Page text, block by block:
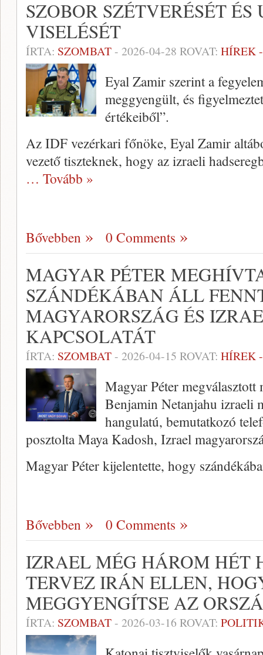
SZOBOR SZÉTVERÉSÉT
VISELÉSÉT
ÍRTA: SZOMBAT- 2026-04-28 ROVAT: HÍREK
Eyal Zamir szerint a
meggyengült, és
értékeiből”.
Az IDF vezérkari főnöke, Eyal Zamir
vezető tiszteknek, hogy az izraeli
… Tovább »
Bővebben 0 Comments
MAGYAR PÉTER
SZÁNDÉKÁBAN ÁLL
MAGYARORSZÁG ÉS
KAPCSOLATÁT
ÍRTA: SZOMBAT- 2026-04-15 ROVAT: HÍREK
Magyar Péter
Benjamin Netanjahu izraeli
hangulatú, bemutatkozó
posztolta Maya Kadosh, Izrael
Magyar Péter kijelentette, hogy
Bővebben 0 Comments
IZRAEL MÉG HÁROM HÉT
TERVEZ IRÁN ELLEN,
MEGGYENGÍTSE AZ
ÍRTA: SZOMBAT- 2026-03-16 ROVAT: